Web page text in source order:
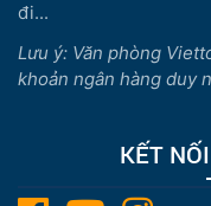
đi...
Lưu ý: Văn phòng
khoản ngân hàng duy
KẾT